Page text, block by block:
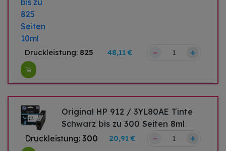
Druckleistung: 825 48,11 € – +
Original HP 912 / 3YL80AE Tinte
Schwarz bis zu 300 Seiten 8ml
Druckleistung: 300 20,91 € – +